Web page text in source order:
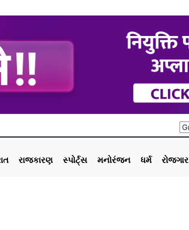
રાજકારણ સ્પોર્ટ્સ મનોરંજન ધર્મ રોજગાર